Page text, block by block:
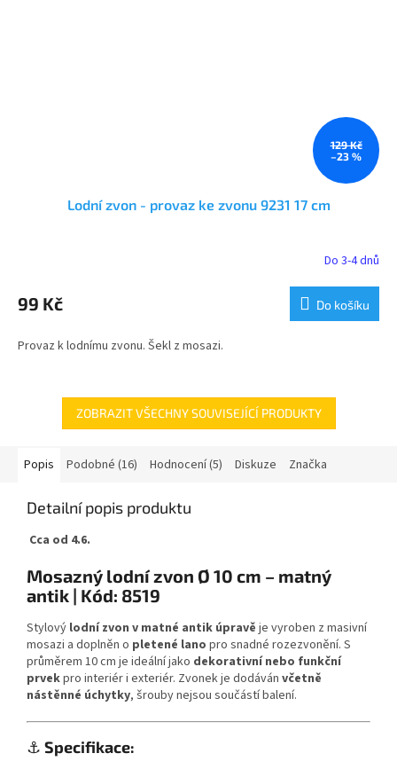
129 Kč
–23 %
Lodní zvon - provaz ke zvonu 9231 17 cm
Do 3-4 dnů
99 Kč Do košíku
Provaz k lodnímu zvonu. Šekl z mosazi.
ZOBRAZIT VŠECHNY SOUVISEJÍCÍ PRODUKTY
Popis Podobné (16) Hodnocení (5) Diskuze Značka
Detailní popis produktu
Cca od 4.6.
Mosazný lodní zvon Ø 10 cm – matný
antik | Kód: 8519
Stylový lodní zvon v matné antik úpravě je vyroben z masivní
mosazi a doplněn o pletené lano pro snadné rozezvonění. S
průměrem 10 cm je ideální jako dekorativní nebo funkční
prvekpro interiér i exteriér. Zvonek je dodáván včetně
nástěnné úchytky, šrouby nejsou součástí balení.
⚓ Specifikace: